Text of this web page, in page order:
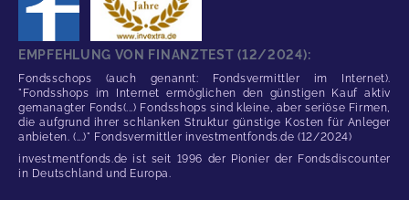
EMPFEHLUNG VON FINANZTEST (12/2024):
Fondsschops (auch genannt: Fondsvermittler im Internet).
"Fondsshops im Internet ermöglichen den günstigen Kauf aktiv
gemanagter Fonds(...) Fondsshops sind kleine, aber seriöse Firmen,
die aufgrund ihrer schlanken Struktur günstige Kosten für Anleger
anbieten. (...)" Fondsvermittler investmentfonds.de (12/2024)
investmentfonds.de ist seit 1996 der Pionier der Fondsdiscounter
in Deutschland und Europa.